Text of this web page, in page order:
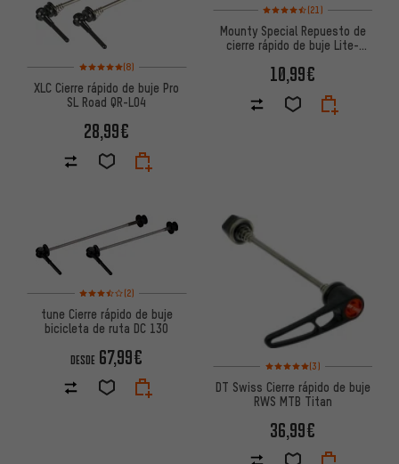
Valoración media: 5 de 5 basada en 8 reseñas
(8)
XLC Cierre rápido de buje Pro
SL Road QR-L04
28,99€
Valoración media: 4,5 de 5
(21)
Mounty Special Repuesto de
cierre rápido de buje Lite-
10,99€
Valoración media: 3,5 de 5 basada en 2 reseñas
(2)
tune Cierre rápido de buje
bicicleta de ruta DC 130
DESDE 67,99€ Valoración media: 5 de 5
(3)
DT Swiss Cierre rápido de buje
RWS MTB Titan
36,99€